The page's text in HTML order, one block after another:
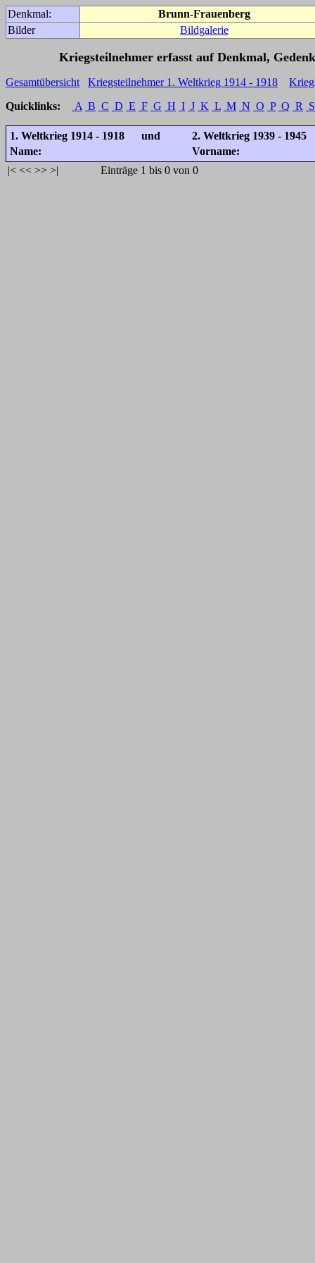
Denkmal:
Brunn-Frauenberg
Bilder
Bildgalerie
Kriegsteilnehmer erfasst auf Denkmal,
Gesamtübersicht Kriegsteilnehmer 1. Weltkrieg 1914 - 1918
Quicklinks:
A B C D E F G H I J K L M N O P Q R S
1. Weltkrieg 1914 - 1918 und
2. Weltkrieg 1939 - 1945
Name:
Vorname:
|< << >> >| Einträge 1 bis 0 von 0